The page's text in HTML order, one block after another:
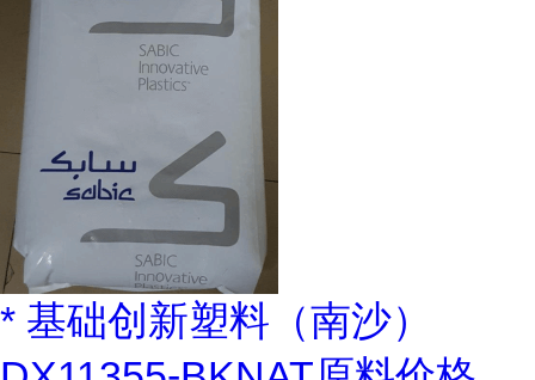
* 基础创新塑料（南沙）